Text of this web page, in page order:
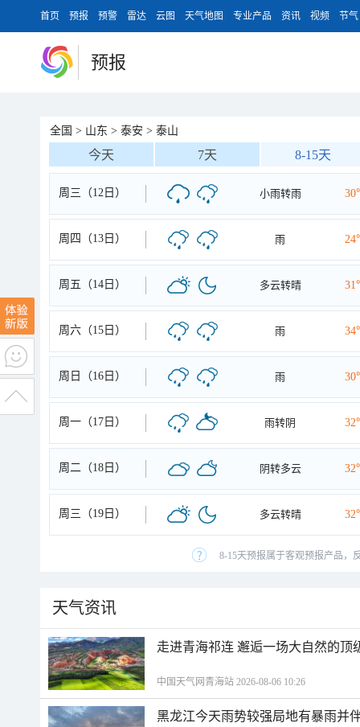
首页 预报 预警 雷达 云图 天气地图 专业产品 资讯 视频 节气
预报
全国 > 山东 > 泰安 > 泰山
今天 7天 8-15天
周三（12日） 小雨转雨
周四（13日） 雨
周五（14日） 多云转晴
周六（15日） 雨
周日（16日） 雨
周一（17日） 雨转阴
周二（18日） 阴转多云
周三（19日） 多云转晴
8-15天预报属于客观预报产品，
天气资讯
走进青海祁连 邂逅一场大自然的顶
中国天气网青海站 2026-08-06 10:26
黑龙江今天雨势较强局地有暴雨并